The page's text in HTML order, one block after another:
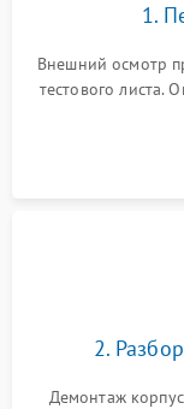
1.
Внешний осмотр
тестового листа.
выявление
2.
Демонтаж